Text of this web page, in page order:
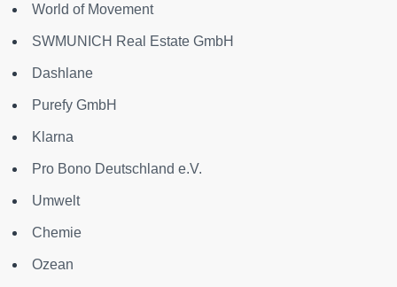
World of Movement
SWMUNICH Real Estate GmbH
Dashlane
Purefy GmbH
Klarna
Pro Bono Deutschland e.V.
Umwelt
Chemie
Ozean